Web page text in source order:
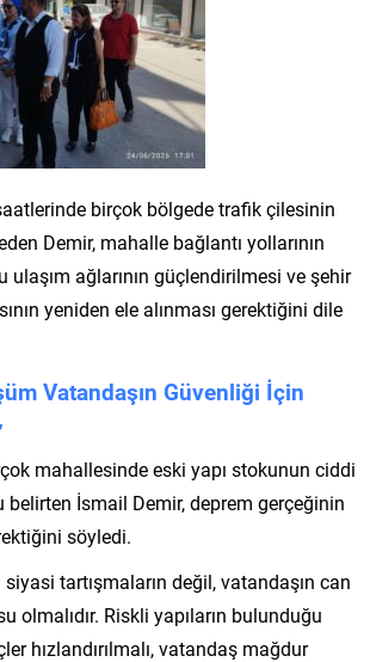
birçok bölgede trafik çilesinin
Demir, mahalle bağlantı yollarının
ağlarının güçlendirilmesi ve şehir
yeniden ele alınması gerektiğini dile
Vatandaşın Güvenliği İçin
mahallesinde eski yapı stokunun ciddi
İsmail Demir, deprem gerçeğinin
söyledi.
tartışmaların değil, vatandaşın can
olmalıdır. Riskli yapıların bulunduğu
hızlandırılmalı, vatandaş mağdur